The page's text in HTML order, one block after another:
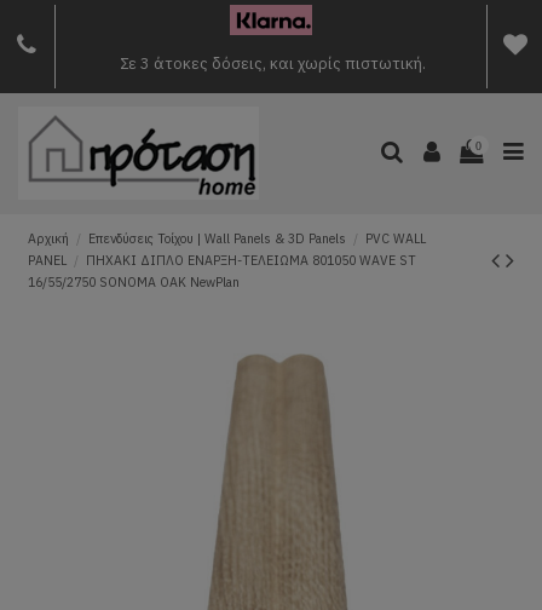
Σε 3 άτοκες δόσεις, και χωρίς πιστωτική.
0
Αρχική Επενδύσεις Τοίχου | Wall Panels & 3D Panels
PVC WALL
PANEL
ΠΗΧΑΚΙ ΔΙΠΛΟ ΕΝΑΡΞΗ-ΤΕΛΕΙΩΜΑ 801050 WAVE ST
16/55/2750 SONOMA OAK NewPlan